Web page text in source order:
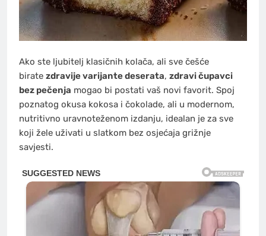
Ako ste ljubitelj klasičnih kolača, ali sve češće
birate zdravije varijante deserata, zdravi čupavci
bez pečenja mogao bi postati vaš novi favorit. Spoj
poznatog okusa kokosa i čokolade, ali u modernom,
nutritivno uravnoteženom izdanju, idealan je za sve
koji žele uživati u slatkom bez osjećaja grižnje
savjesti.